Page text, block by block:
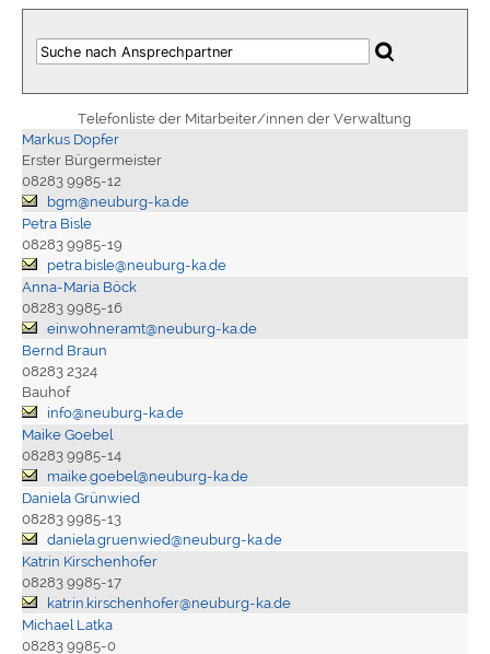
Telefonliste der Mitarbeiter/innen der Verwaltung
Markus Dopfer
Erster Bürgermeister
08283 9985-12
bgm@neuburg-ka.de
Petra Bisle
08283 9985-19
petra.bisle@neuburg-ka.de
Anna-Maria Böck
08283 9985-16
einwohneramt@neuburg-ka.de
Bernd Braun
08283 2324
Bauhof
info@neuburg-ka.de
Maike Goebel
08283 9985-14
maike.goebel@neuburg-ka.de
Daniela Grünwied
08283 9985-13
daniela.gruenwied@neuburg-ka.de
Katrin Kirschenhofer
08283 9985-17
katrin.kirschenhofer@neuburg-ka.de
Michael Latka
08283 9985-0